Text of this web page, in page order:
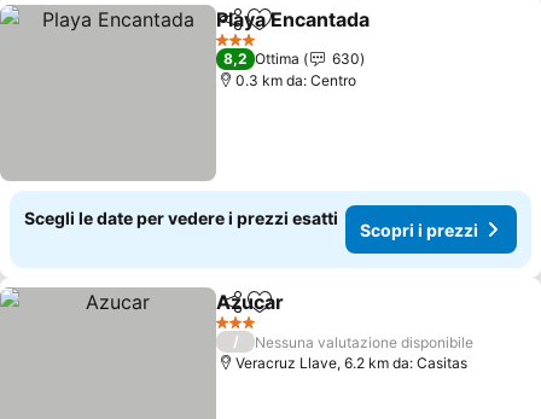
CondividiAggiungi ai preferiti
Playa Encantada
3 Stelle
8,2 Ottima
630
0.3 km da: Centro
Scegli le date per vedere i prezzi esatti
Scopri i prezzi
CondividiAggiungi ai preferiti
Azucar
3 Stelle
/
Nessuna valutazione disponibile
Veracruz Llave, 6.2 km da: Casitas